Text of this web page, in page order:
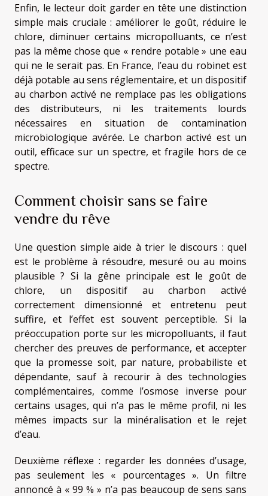
Enfin, le lecteur doit garder en tête une distinction
simple mais cruciale : améliorer le goût, réduire le
chlore, diminuer certains micropolluants, ce n’est
pas la même chose que « rendre potable » une eau
qui ne le serait pas. En France, l’eau du robinet est
déjà potable au sens réglementaire, et un dispositif
au charbon activé ne remplace pas les obligations
des distributeurs, ni les traitements lourds
nécessaires en situation de contamination
microbiologique avérée. Le charbon activé est un
outil, efficace sur un spectre, et fragile hors de ce
spectre.
Comment choisir sans se faire
vendre du rêve
Une question simple aide à trier le discours : quel
est le problème à résoudre, mesuré ou au moins
plausible ? Si la gêne principale est le goût de
chlore, un dispositif au charbon activé
correctement dimensionné et entretenu peut
suffire, et l’effet est souvent perceptible. Si la
préoccupation porte sur les micropolluants, il faut
chercher des preuves de performance, et accepter
que la promesse soit, par nature, probabiliste et
dépendante, sauf à recourir à des technologies
complémentaires, comme l’osmose inverse pour
certains usages, qui n’a pas le même profil, ni les
mêmes impacts sur la minéralisation et le rejet
d’eau.
Deuxième réflexe : regarder les données d’usage,
pas seulement les « pourcentages ». Un filtre
annoncé à « 99 % » n’a pas beaucoup de sens sans